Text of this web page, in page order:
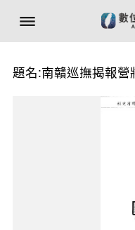
題名:南贛巡撫揭報營